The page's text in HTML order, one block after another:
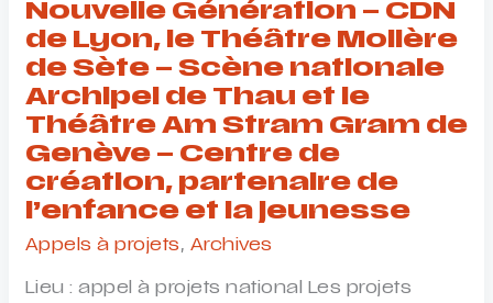
2.0
Nouvelle Génération – CDN
de Lyon, le Théâtre Molière
de Sète – Scène nationale
Archipel de Thau et le
Théâtre Am Stram Gram de
Genève – Centre de
création, partenaire de
l’enfance et la jeunesse
Appels à projets , Archives
Lieu : appel à projets national Les projets